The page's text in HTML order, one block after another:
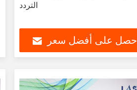
التردد
احصل على أفضل سعر